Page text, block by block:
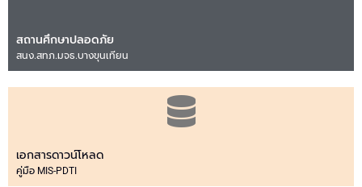
สถานศึกษาปลอดภัย
สนง.สทภ.มจธ.บางขุนเทียน
เอกสารดาวน์โหลด
คู่มือ MIS-PDTI